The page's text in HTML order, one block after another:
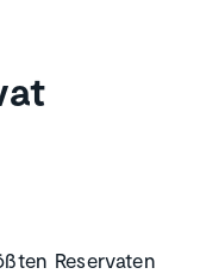
Reservaten